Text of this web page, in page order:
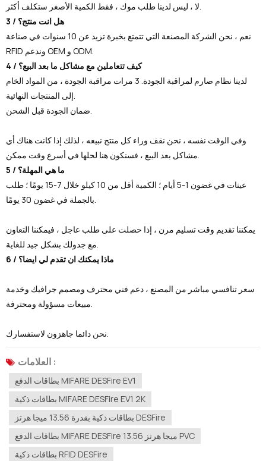
لا ، ليس لدينا طلب موك ، فقط الكمية الأصغر ستكلف أكثر.
3 / هل انت منتج؟
نعم ، نحن الشركة المصنعة التي تتمتع بخبرة تزيد عن 10 سنوات في صناعة
RFID وندعم OEM و ODM.
4 / كيف تتعاملين مع مشاكل ما بعد البيع؟
لدينا نظام صارم لمراقبة الجودة. 3 مرات مراقبة الجودة ، من المواد الخام
إلى المنتجات النهائية.
ضمان الجودة قبل الشحن.
وفي الوقت نفسه ، نحن نقف وراء كل منتج نبيعه ، لذلك إذا كانت هناك أي
مشاكل بعد البيع ، فسنكون هنا لحلها في أسرع وقت ممكن.
5 / ما هي المهلة؟
عينات في غضون 1-5 أيام ؛ الكمية أقل من 10 كيلو خلال 7-15 يومًا ؛ طلب
بالجملة في غضون 30 يومًا.
يمكننا تقديم وقت تسليم مرن ، إذا حصلت على طلب عاجل ، فيمكننا التعاون
مع جدولك بشكل جيد للغاية.
6 / ماذا يمكنك ان تقدم لي ايضا؟
سعر تنافسي مباشر من المصنع ، دعم فني محترف ومصمم جرافيك وخدمة
مبيعات مسؤولة ومحترفة.
نحن دائما جاهزون لاستفسارك.
العلامات :
بطاقات الدفع MIFARE DESFire EV1
بطاقات ذكية MIFARE DESFire EV1 2K
بطاقات ذكية بقدرة 13.56 ميجا هرتز DESFire
بطاقات الدفع MIFARE DESFire 13.56 ميجا هرتز PVC
بطاقات ذكية RFID DESFire